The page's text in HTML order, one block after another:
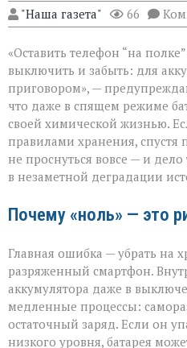
"Наша газета" 66
«Оставить телефон “на
выключить и забыть: для
приговором», —
что даже в спящем режиме
своей химической жизнью.
правилами хранения, спустя
не проснуться вовсе — и
в незаметной деградации
Почему «ноль» — это
Главная ошибка — убрать на
разряженный смартфон.
аккумулятора даже в
медленные процессы:
остаточный заряд. Если он
низкого уровня, батарея